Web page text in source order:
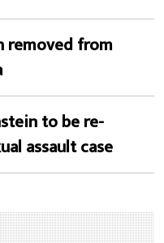
removed from
to be re-
assault case